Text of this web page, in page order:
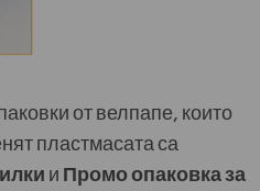
от велпапе, които
пластмасата са
иПромо опаковка за